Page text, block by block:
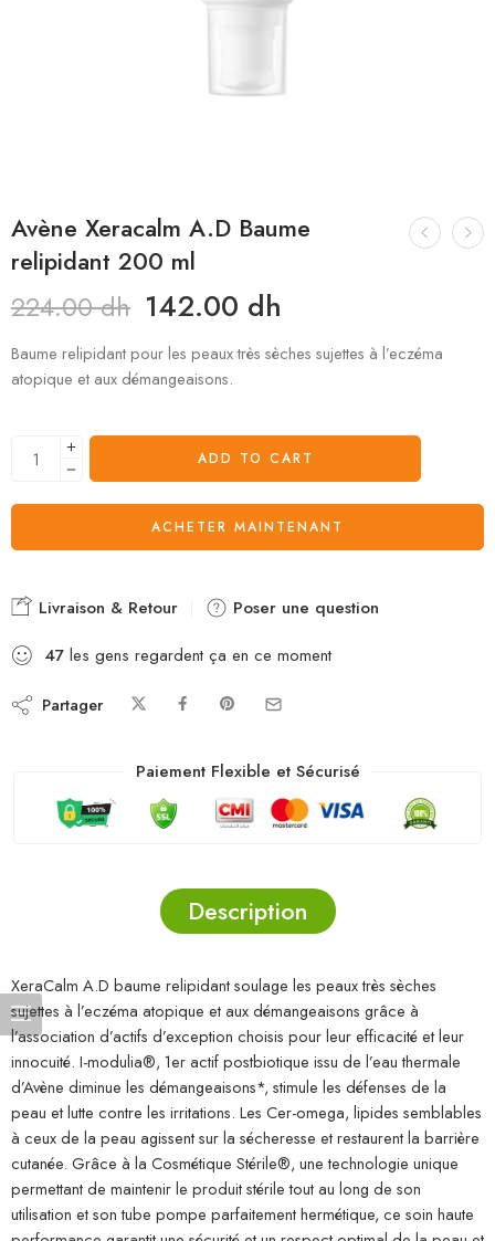
Avène Xeracalm A.D Baume
relipidant 200 ml
224.00dh 142.00 dh
Baume relipidant pour les peaux très sèches sujettes à l’eczéma
atopique et aux démangeaisons.
ADD TO CART
ACHETER MAINTENANT
Livraison & Retour
Poser une question
47 les gens regardent ça en ce moment
Partager
Paiement Flexible et Sécurisé
Description
XeraCalm A.D baume relipidant soulage les peaux très sèches
sujettes à l’eczéma atopique et aux démangeaisons grâce à
l’association d’actifs d’exception choisis pour leur efficacité et leur
innocuité. I-modulia®, 1er actif postbiotique issu de l’eau thermale
d’Avène diminue les démangeaisons*, stimule les défenses de la
peau et lutte contre les irritations. Les Cer-omega, lipides semblables
à ceux de la peau agissent sur la sécheresse et restaurent la barrière
cutanée. Grâce à la Cosmétique Stérile®, une technologie unique
permettant de maintenir le produit stérile tout au long de son
utilisation et son tube pompe parfaitement hermétique, ce soin haute